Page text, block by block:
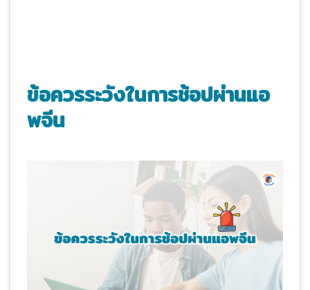
ข้อควรระวังในการช้อปผ่านแอ
พจีน